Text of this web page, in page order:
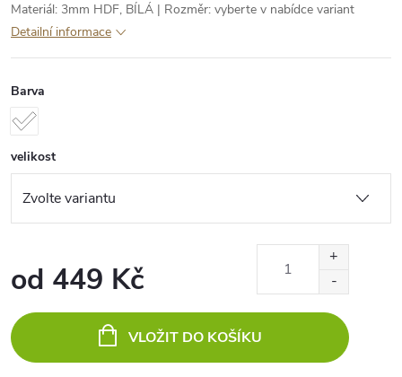
Materiál: 3mm HDF, BÍLÁ | Rozměr: vyberte v nabídce variant
Detailní informace
Barva
velikost
od 449 Kč
cena:
VLOŽIT DO KOŠÍKU